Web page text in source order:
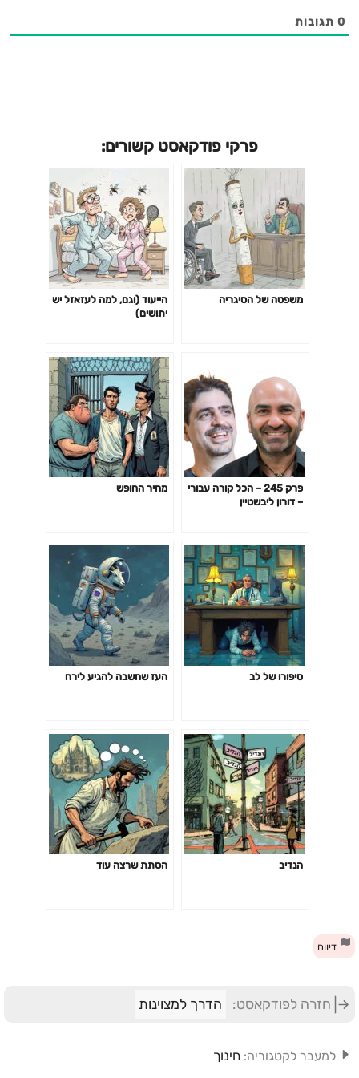
0 תגובות
פרקי פודקאסט קשורים:
משפטה של הסיגריה
הייעוד (וגם, למה לעזאזל יש
יתושים)
פרק 245 – הכל קורה עבורי
– דורון ליבשטיין
מחיר החופש
סיפורו של לב העז שחשבה להגיע לירח
הנדיב הסתת שרצה עוד
דיווח
חזרה לפודקאסט: הדרך למצוינות
למעבר לקטגוריה: חינוך